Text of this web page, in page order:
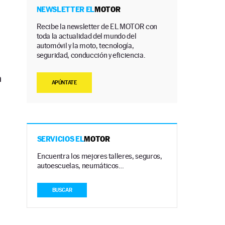
NEWSLETTER ELMOTOR
Recibe la newsletter de EL MOTOR con
toda la actualidad del mundo del
automóvil y la moto, tecnología,
seguridad, conducción y eficiencia.
APÚNTATE
SERVICIOS ELMOTOR
Encuentra los mejores talleres, seguros,
autoescuelas, neumáticos…
BUSCAR